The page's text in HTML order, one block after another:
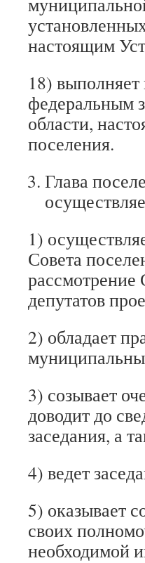
настоящим
18)
федеральным
области,
поселения.
Глава
1)
Совета
рассмотрение
депутатов
2) обладает
3) созывает
доводит до
заседания, а
4) ведет
5) оказывает
своих
необходимой